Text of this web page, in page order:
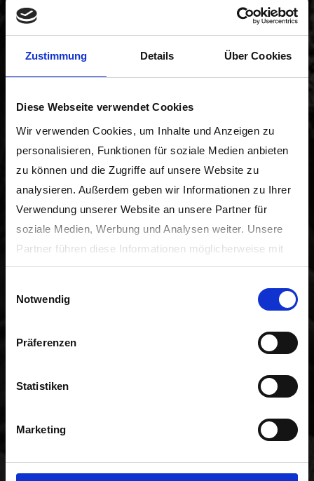
Zustimmung Details Über Cookies
Diese Webseite verwendet Cookies
Wir verwenden Cookies, um Inhalte und Anzeigen zu
personalisieren, Funktionen für soziale Medien anbieten
zu können und die Zugriffe auf unsere Website zu
analysieren. Außerdem geben wir Informationen zu Ihrer
Verwendung unserer Website an unsere Partner für
soziale Medien, Werbung und Analysen weiter. Unsere
Partner führen diese Informationen möglicherweise mit
weiteren Daten zusammen, die Sie ihnen bereitgestellt
haben oder die sie im Rahmen Ihrer Nutzung der Dienste
gesammelt haben.
Notwendig
Präferenzen
Statistiken
Marketing
so findest du uns